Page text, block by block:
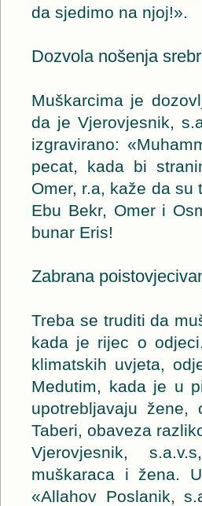
da sjedimo na njoj!».
Dozvola nošenja
Muškarcima je
da je Vjerovjesnik,
izgravirano:
pecat, kada bi
Omer, r.a, kaže da
Ebu Bekr, Omer i
bunar Eris!
Zabrana
Treba se truditi da
kada je rijec o
klimatskih uvjeta,
Medutim, kada je u
upotrebljavaju
Taberi, obaveza
Vjerovjesnik,
muškaraca i žena.
«Allahov Poslanik,